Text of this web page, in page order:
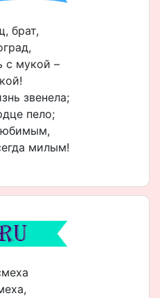
брат,
с мукой –
звенела;
пело;
милым!